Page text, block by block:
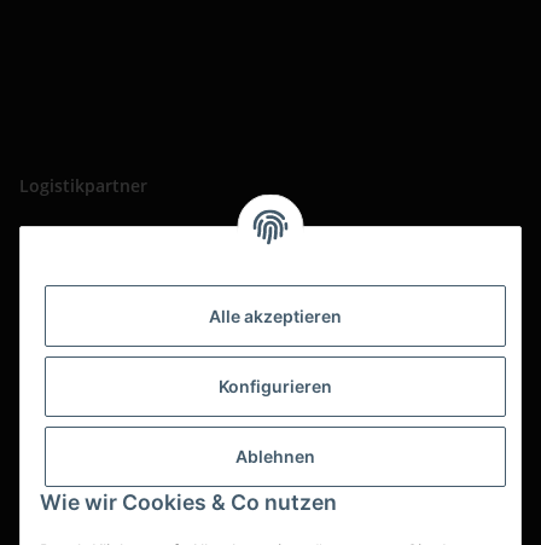
Alle akzeptieren
Konfigurieren
Ablehnen
Wie wir Cookies & Co nutzen
Logistikpartner